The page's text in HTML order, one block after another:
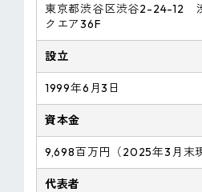
東京都渋谷区渋谷2-24-12
クエア36F
設立
1999年6月3日
資本金
9,698百万円（2025年3月末
代表者